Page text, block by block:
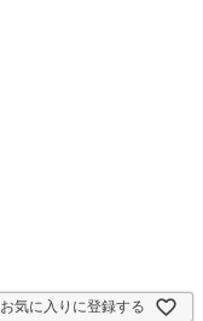
お気に入りに登録する